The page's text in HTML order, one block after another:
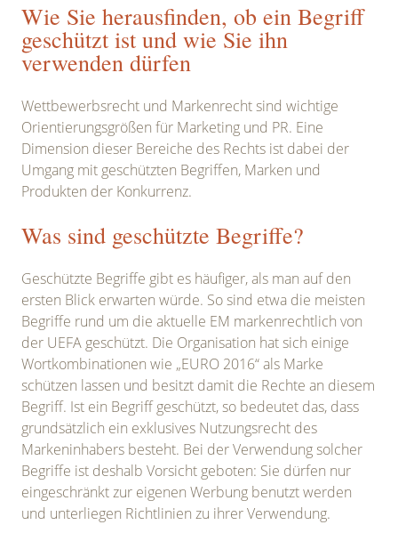
Wie Sie herausfinden, ob ein Begriff
geschützt ist und wie Sie ihn
verwenden dürfen
Wettbewerbsrecht und Markenrecht sind wichtige
Orientierungsgrößen für Marketing und PR. Eine
Dimension dieser Bereiche des Rechts ist dabei der
Umgang mit geschützten Begriffen, Marken und
Produkten der Konkurrenz.
Was sind geschützte Begriffe?
Geschützte Begriffe gibt es häufiger, als man auf den
ersten Blick erwarten würde. So sind etwa die meisten
Begriffe rund um die aktuelle EM markenrechtlich von
der UEFA geschützt. Die Organisation hat sich einige
Wortkombinationen wie „EURO 2016“ als Marke
schützen lassen und besitzt damit die Rechte an diesem
Begriff. Ist ein Begriff geschützt, so bedeutet das, dass
grundsätzlich ein exklusives Nutzungsrecht des
Markeninhabers besteht. Bei der Verwendung solcher
Begriffe ist deshalb Vorsicht geboten: Sie dürfen nur
eingeschränkt zur eigenen Werbung benutzt werden
und unterliegen Richtlinien zu ihrer Verwendung.